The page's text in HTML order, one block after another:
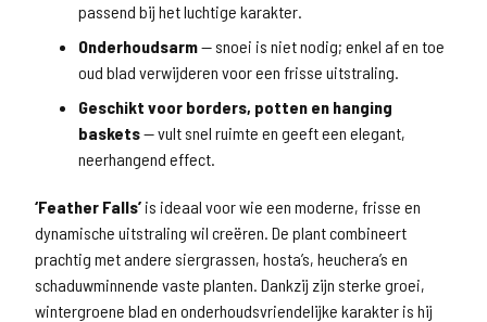
passend bij het luchtige karakter.
Onderhoudsarm— snoei is niet nodig; enkel af en toe
oud blad verwijderen voor een frisse uitstraling.
Geschikt voor borders, potten en hanging
baskets— vult snel ruimte en geeft een elegant,
neerhangend effect.
‘Feather Falls’ is ideaal voor wie een moderne, frisse en
dynamische uitstraling wil creëren. De plant combineert
prachtig met andere siergrassen, hosta’s, heuchera’s en
schaduwminnende vaste planten. Dankzij zijn sterke groei,
wintergroene blad en onderhoudsvriendelijke karakter is hij